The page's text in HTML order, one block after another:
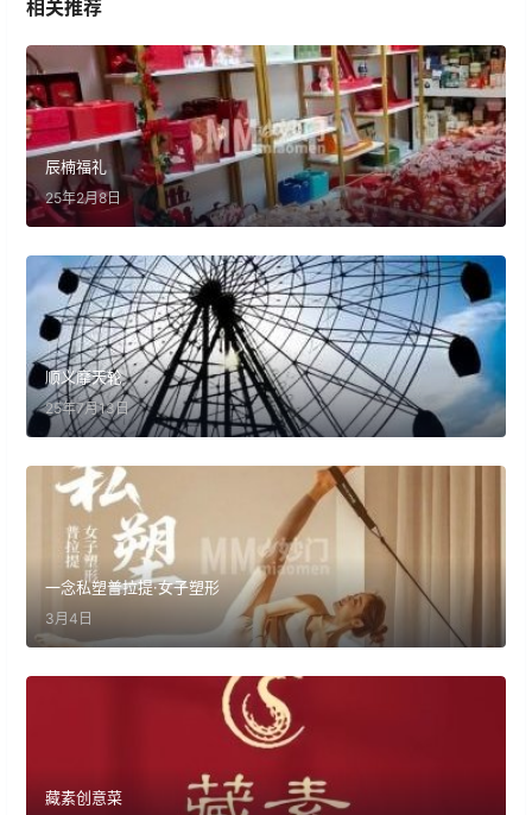
相关推荐
辰楠福礼
25年2月8日
顺义摩天轮
25年7月13日
一念私塑普拉提·女子塑形
3月4日
藏素创意菜